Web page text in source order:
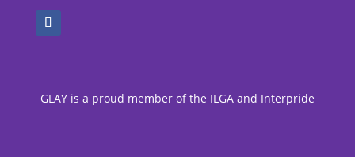
GLAY is a proud member of the ILGA and Interpride